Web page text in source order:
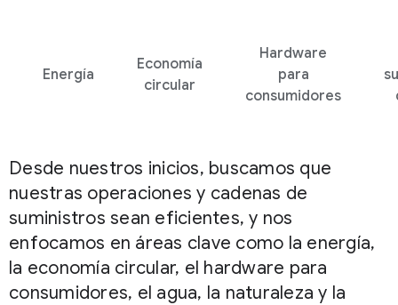
Energía
Economía
circular
Hardware
para
consumidores
Desde nuestros inicios, buscamos que
nuestras operaciones y cadenas de
suministros sean eficientes, y nos
enfocamos en áreas clave como la energía,
la economía circular, el hardware para
consumidores, el agua, la naturaleza y la